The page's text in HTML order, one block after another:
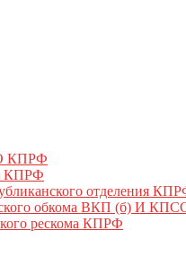
КПРФ
КПРФ
отделения
обкома ВКП (б) И
рескома КПРФ